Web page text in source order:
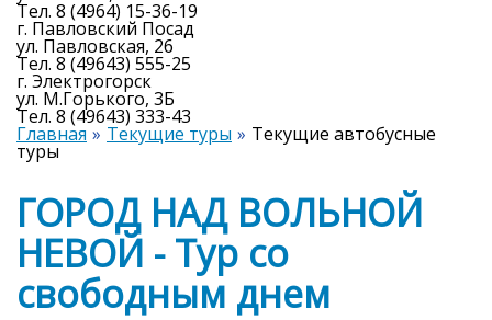
Тел. 8 (4964) 15-36-19
г. Павловский Посад
ул. Павловская, 26
Тел. 8 (49643) 555-25
г. Электрогорск
ул. М.Горького, 3Б
Тел. 8 (49643) 333-43
Главная Текущие туры Текущие автобусные
туры
ГОРОД НАД ВОЛЬНОЙ
НЕВОЙ - Тур со
свободным днем